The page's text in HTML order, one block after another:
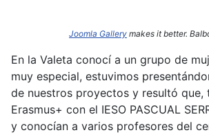
Joomla Gallery makes it better.
En la Valeta conocí a un grupo de
muy especial, estuvimos
de nuestros proyectos y resultó que,
Erasmus+ con el IESO PASCUAL
y conocían a varios profesores del